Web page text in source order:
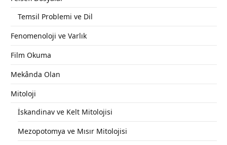
Temsil Problemi ve Dil
Fenomenoloji ve Varlık
Film Okuma
Mekânda Olan
Mitoloji
İskandinav ve Kelt Mitolojisi
Mezopotomya ve Mısır Mitolojisi